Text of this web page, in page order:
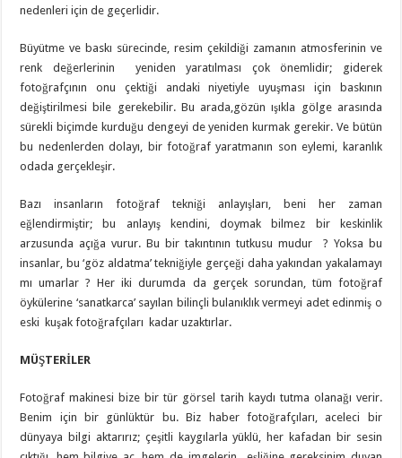
nedenleri için de geçerlidir.
Büyütme ve baskı sürecinde, resim çekildiği zamanın atmosferinin ve
renk değerlerinin yeniden yaratılması çok önemlidir; giderek
fotoğrafçının onu çektiği andaki niyetiyle uyuşması için baskının
değiştirilmesi bile gerekebilir. Bu arada,gözün ışıkla gölge arasında
sürekli biçimde kurduğu dengeyi de yeniden kurmak gerekir. Ve bütün
bu nedenlerden dolayı, bir fotoğraf yaratmanın son eylemi, karanlık
odada gerçekleşir.
Bazı insanların fotoğraf tekniği anlayışları, beni her zaman
eğlendirmiştir; bu anlayış kendini, doymak bilmez bir keskinlik
arzusunda açığa vurur. Bu bir takıntının tutkusu mudur ? Yoksa bu
insanlar, bu ‘göz aldatma’ tekniğiyle gerçeği daha yakından yakalamayı
mı umarlar ? Her iki durumda da gerçek sorundan, tüm fotoğraf
öykülerine ‘sanatkarca’ sayılan bilinçli bulanıklık vermeyi adet edinmiş o
eski kuşak fotoğrafçıları kadar uzaktırlar.
MÜŞTERİLER
Fotoğraf makinesi bize bir tür görsel tarih kaydı tutma olanağı verir.
Benim için bir günlüktür bu. Biz haber fotoğrafçıları, aceleci bir
dünyaya bilgi aktarırız; çeşitli kaygılarla yüklü, her kafadan bir sesin